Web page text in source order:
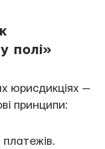
полі»
юрисдикціях —
принципи: